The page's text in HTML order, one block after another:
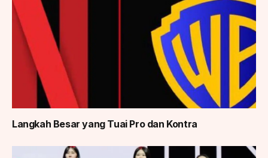
Langkah Besar yang Tuai Pro dan Kontra